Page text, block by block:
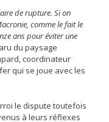
de rupture. Si on
comme le fait le
ans pour éviter une
du paysage
coordinateur
qui se joue avec les
le dispute toutefois
à leurs réflexes